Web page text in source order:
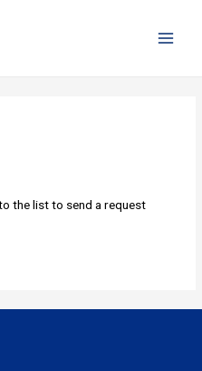
the list to send a request